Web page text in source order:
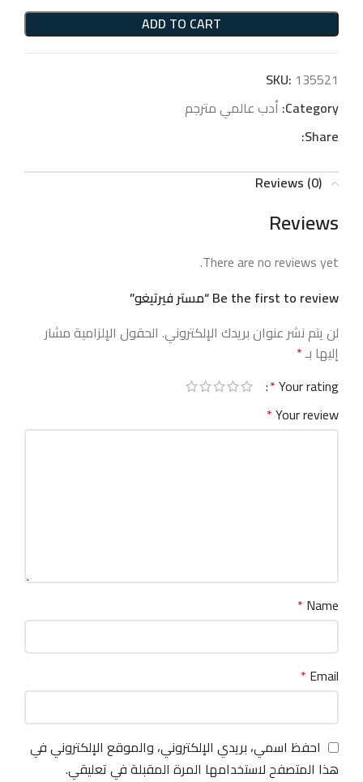
ADD TO CART
SKU: 135521
Category: أدب عالمي مترجم
Share:
Reviews (0)
Reviews
There are no reviews yet.
Be the first to review “مستر فيرتيغو”
لن يتم نشر عنوان بريدك الإلكتروني. الحقول الإلزامية مشار
إليها بـ*
Your rating
*
Your review
*
Name
*
Email
*
احفظ اسمي، بريدي الإلكتروني، والموقع الإلكتروني في
هذا المتصفح لاستخدامها المرة المقبلة في تعليقي.